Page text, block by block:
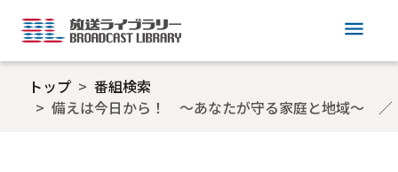
menu
トップ
番組検索
備えは今日から！ ～あなたが守る家庭と地域～